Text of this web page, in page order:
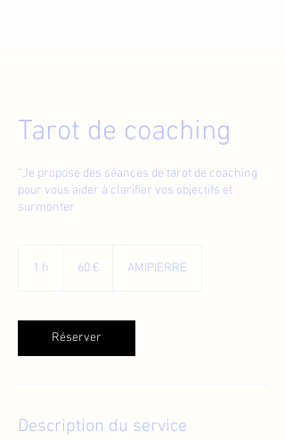
Tarot de coaching
“Je propose des séances de tarot de coaching
pour vous aider à clarifier vos objectifs et
surmonter
1 h 60 € AMIPIERRE
Réserver
Description du service